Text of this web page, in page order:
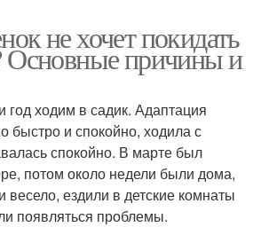
не хочет покидать
Основные причины и
год ходим в садик. Адаптация
быстро и спокойно, ходила с
спокойно. В марте был
потом около недели были дома,
весело, ездили в детские комнаты
появляться проблемы.